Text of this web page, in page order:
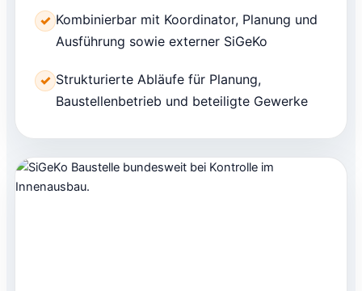
✓ Kombinierbar mit Koordinator, Planung und
Ausführung sowie externer SiGeKo
✓ Strukturierte Abläufe für Planung,
Baustellenbetrieb und beteiligte Gewerke